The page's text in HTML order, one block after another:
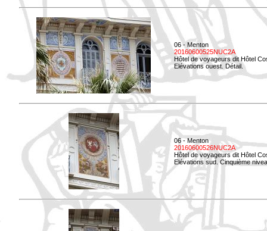
06 - Menton
20160600525NUC2A
Hôtel de voyageurs dit Hôtel
Elévations ouest. Détail.
06 - Menton
20160600526NUC2A
Hôtel de voyageurs dit Hôtel
Elévations sud. Cinquième